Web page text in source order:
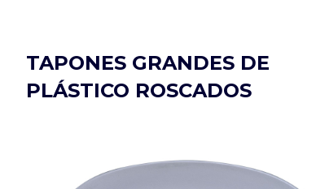
TAPONES GRANDES DE
PLÁSTICO ROSCADOS